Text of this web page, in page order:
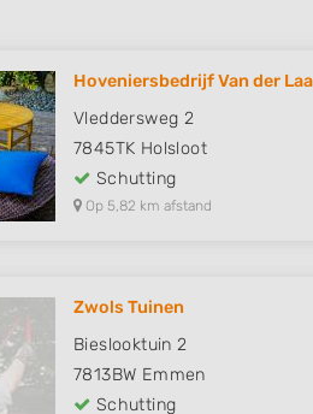
Hoveniersbedrijf Van der
Vleddersweg 2
7845TK Holsloot
Schutting
Op 5,82 km afstand
Zwols Tuinen
Bieslooktuin 2
7813BW Emmen
Schutting